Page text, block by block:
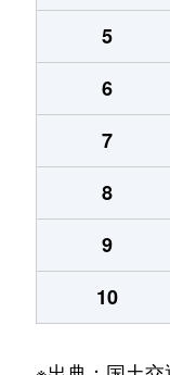
5
6
7
8
9
10